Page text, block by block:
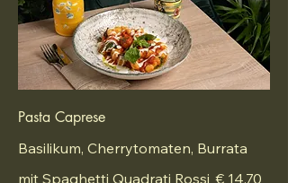
Pasta Caprese
Basilikum, Cherrytomaten, Burrata
mit Spaghetti Quadrati Rossi € 14,70